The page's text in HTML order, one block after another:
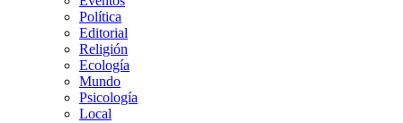
Política
Editorial
Religión
Ecología
Mundo
Psicología
Local